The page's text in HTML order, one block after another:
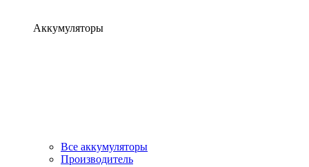
Аккумуляторы
Все аккумуляторы
Производитель